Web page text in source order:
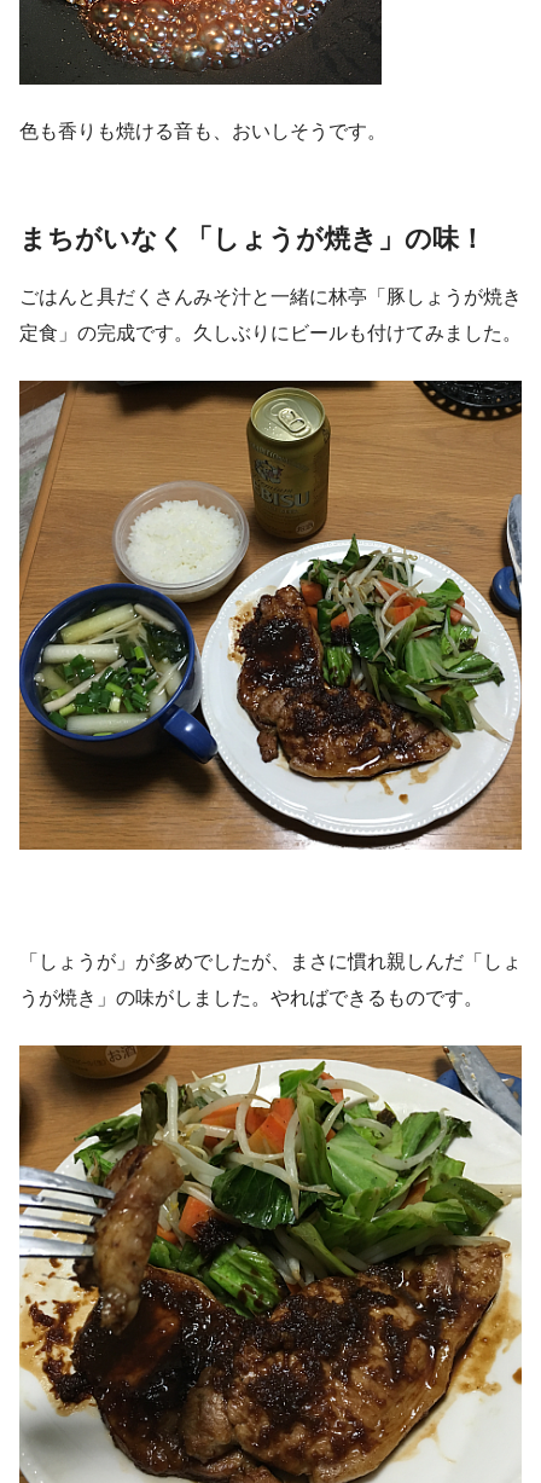
色も香りも焼ける音も、おいしそうです。
まちがいなく「しょうが焼き」の味！
ごはんと具だくさんみそ汁と一緒に林亭「豚しょうが焼き
定食」の完成です。久しぶりにビールも付けてみました。
「しょうが」が多めでしたが、まさに慣れ親しんだ「しょ
うが焼き」の味がしました。やればできるものです。